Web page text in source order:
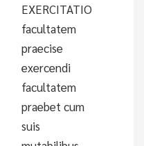
EXERCITATIO
facultatem
praecise
exercendi
facultatem
praebet cum
suis